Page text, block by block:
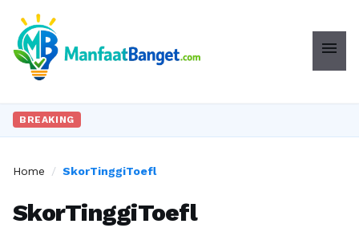
menu
BREAKING
Home / SkorTinggiToefl
SkorTinggiToefl